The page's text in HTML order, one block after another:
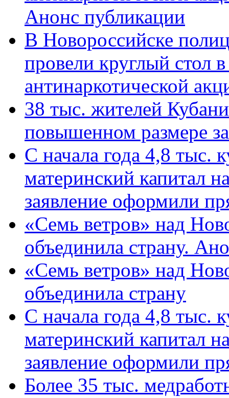
Анонс публикации
В Новороссийске
провели круглый стол
антинаркотической
38 тыс. жителей
повышенном размере
С начала года 4,8 тыс.
материнский капитал
заявление оформили
«Семь ветров» над
объединила страну.
«Семь ветров» над
объединила страну
С начала года 4,8 тыс.
материнский капитал
заявление оформили
Более 35 тыс.